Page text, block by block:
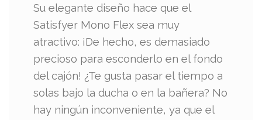
Su elegante diseño hace que el
Satisfyer Mono Flex sea muy
atractivo: ¡De hecho, es demasiado
precioso para esconderlo en el fondo
del cajón! ¿Te gusta pasar el tiempo a
solas bajo la ducha o en la bañera? No
hay ningún inconveniente, ya que el